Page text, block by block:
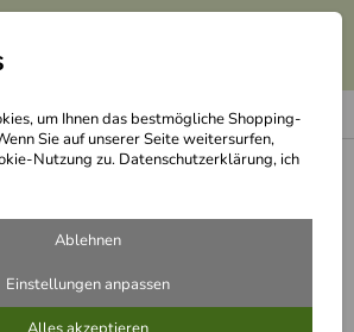
um Ihnen das bestmögliche Shopping-
Sie auf unserer Seite weitersurfen,
Nutzung zu. Datenschutzerklärung, ich
Ablehnen
Einstellungen anpassen
BERLIN, Buche dunkel gebeizt
für Sie zu Zassenhaus
Buche dunkel